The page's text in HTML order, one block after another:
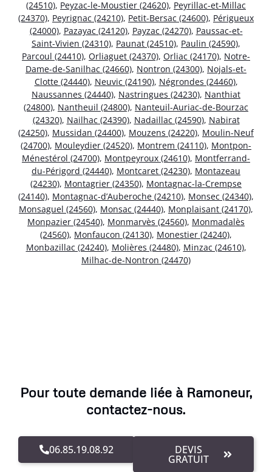
(24510), Peyzac-le-Moustier (24620), Peyrillac-et-Millac
(24370), Peyrignac (24210), Petit-Bersac (24600), Périgueux
(24000), Pazayac (24120), Payzac (24270), Paussac-et-
Saint-Vivien (24310), Paunat (24510), Paulin (24590),
Parcoul (24410), Orliaguet (24370), Orliac (24170), Notre-
Dame-de-Sanilhac (24660), Nontron (24300), Nojals-et-
Clotte (24440), Neuvic (24190), Négrondes (24460),
Naussannes (24440), Nastringues (24230), Nanthiat
(24800), Nantheuil (24800), Nanteuil-Auriac-de-Bourzac
(24320), Nailhac (24390), Nadaillac (24590), Nabirat
(24250), Mussidan (24400), Mouzens (24220), Moulin-Neuf
(24700), Mouleydier (24520), Montrem (24110), Montpon-
Ménestérol (24700), Montpeyroux (24610), Montferrand-
du-Périgord (24440), Montcaret (24230), Montazeau
(24230), Montagrier (24350), Montagnac-la-Crempse
(24140), Montagnac-d’Auberoche (24210), Monsec (24340),
Monsaguel (24560), Monsac (24440), Monplaisant (24170),
Monpazier (24540), Monmarvès (24560), Monmadalès
(24560), Monfaucon (24130), Monestier (24240),
Monbazillac (24240), Molières (24480), Minzac (24610),
Milhac-de-Nontron (24470)
Pour toute demande liée à Ramoneur,
contactez-nous.
06.85.19.08.92 DEVIS
GRATUIT